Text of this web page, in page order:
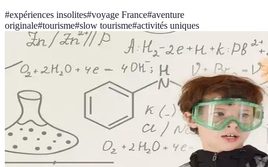
#expériences insolites#voyage France#aventure
originale#tourisme#slow tourisme#activités uniques